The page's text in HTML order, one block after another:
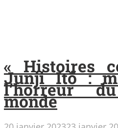
« Histoires
Junji Itō :
l’horreur
monde